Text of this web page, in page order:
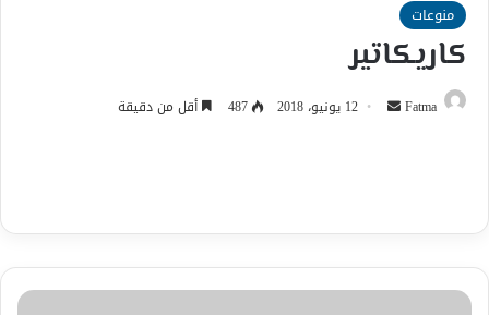
منوعات
كاريكاتير
Fatma
أرسل 12 يونيو، 2018 487 أقل من دقيقة
"القطَّان"